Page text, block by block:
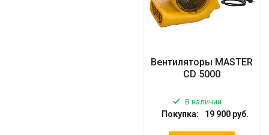
Вентиляторы MASTER
CD 5000
В наличии
Покупка: 19 900 руб.